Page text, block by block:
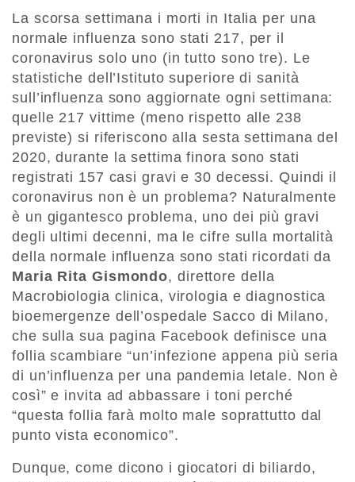
La scorsa settimana i morti in Italia per una
normale influenza sono stati 217, per il
coronavirus solo uno (in tutto sono tre). Le
statistiche dell’Istituto superiore di sanità
sull’influenza sono aggiornate ogni settimana:
quelle 217 vittime (meno rispetto alle 238
previste) si riferiscono alla sesta settimana del
2020, durante la settima finora sono stati
registrati 157 casi gravi e 30 decessi. Quindi il
coronavirus non è un problema? Naturalmente
è un gigantesco problema, uno dei più gravi
degli ultimi decenni, ma le cifre sulla mortalità
della normale influenza sono stati ricordati da
Maria Rita Gismondo, direttore della
Macrobiologia clinica, virologia e diagnostica
bioemergenze dell’ospedale Sacco di Milano,
che sulla sua pagina Facebook definisce una
follia scambiare “un’infezione appena più seria
di un’influenza per una pandemia letale. Non è
così” e invita ad abbassare i toni perché
“questa follia farà molto male soprattutto dal
punto vista economico”.
Dunque, come dicono i giocatori di biliardo,